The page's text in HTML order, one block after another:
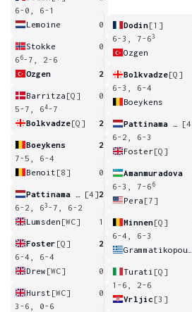
6-0, 6-1
Lemoine
0
Stokke
0
6 6-7, 2-6
Ozgen
2
Barritza [Q]
0
5-7, 64-7
Bolkvadze[Q] 2
Boeykens
2
7-5, 6-4
Benoit [8] 0
[4]2
6-2, 63 -7, 6-2
Lumsden [WC] 1
Foster [Q]
2
6-4, 6-4
Drew [WC] 0
Hurst [WC]
0
3-6, 0-6
Dodin[1]
6-3, 7-63
Ozgen
Bolkvadze[Q]
6-3, 6-4
Boeykens
6-2, 6-3
Foster[Q]
Amanmuradova
6-3, 7-6 6
Pera [7]
Minnen[Q]
6-4, 6-3
Turati [Q]
1-6, 2-6
Vrljic [3]